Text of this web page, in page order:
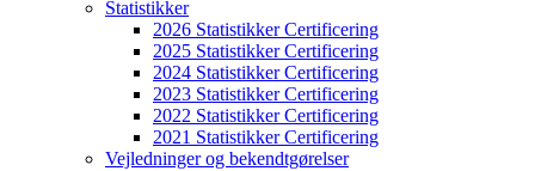
Statistikker
2026 Statistikker Certificering
2025 Statistikker Certificering
2024 Statistikker Certificering
2023 Statistikker Certificering
2022 Statistikker Certificering
2021 Statistikker Certificering
Vejledninger og bekendtgørelser